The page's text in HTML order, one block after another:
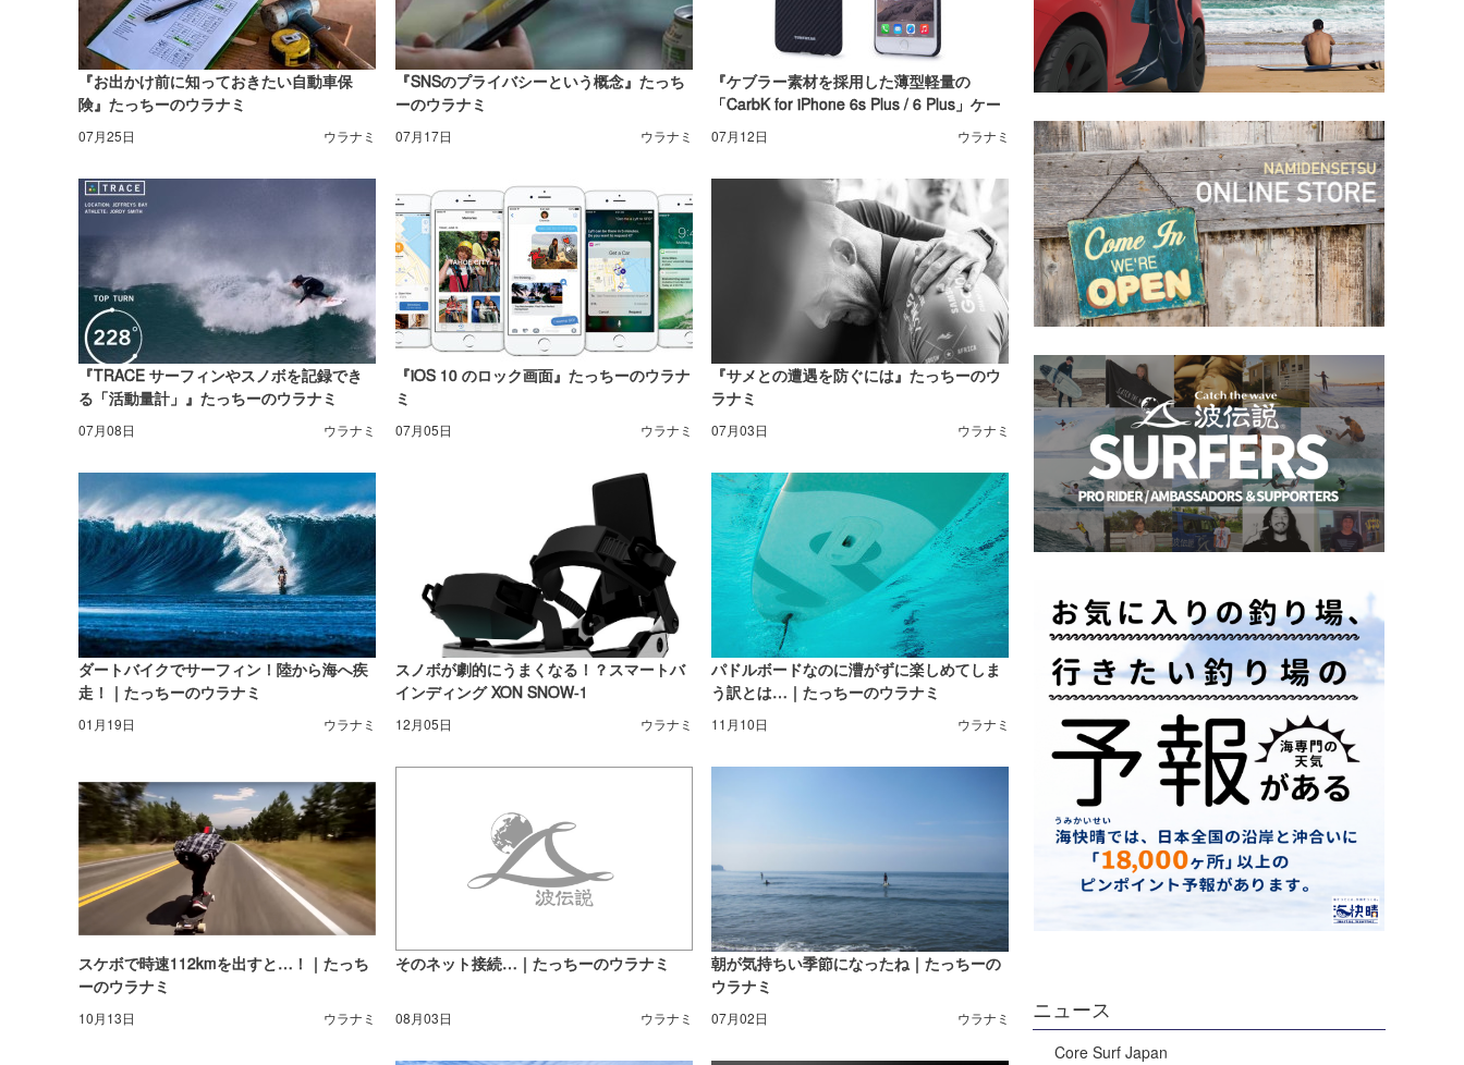
『お出かけ前に知っておきたい自動車保
険』たっちーのウラナミ
07月25日 ウラナミ
『SNSのプライバシーという概念』たっち
ーのウラナミ
07月17日 ウラナミ
『ケブラー素材を採用した薄型軽量の
「CarbK for iPhone 6s Plus / 6 Plus」ケー
ス』たっちーのウラナミ
07月12日 ウラナミ
『TRACE サーフィンやスノボを記録でき
る「活動量計」』たっちーのウラナミ
07月08日 ウラナミ
『iOS 10 のロック画面』たっちーのウラナ
ミ
07月05日 ウラナミ
『サメとの遭遇を防ぐには』たっちーのウ
ラナミ
07月03日 ウラナミ
ダートバイクでサーフィン！陸から海へ疾
走！｜たっちーのウラナミ
01月19日 ウラナミ
スノボが劇的にうまくなる！？スマートバ
インディング XON SNOW-1
12月05日 ウラナミ
パドルボードなのに漕がずに楽しめてしま
う訳とは…｜たっちーのウラナミ
11月10日 ウラナミ
スケボで時速112kmを出すと…！｜たっち
ーのウラナミ
10月13日 ウラナミ
そのネット接続…｜たっちーのウラナミ
08月03日 ウラナミ
朝が気持ちい季節になったね｜たっちーの
ウラナミ
07月02日 ウラナミ ニュース
Core Surf Japan